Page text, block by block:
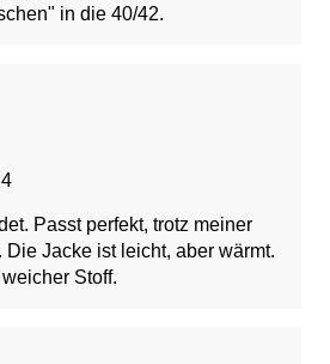
in die 40/42.
Jacke ist leicht, aber wärmt.
Stoff.